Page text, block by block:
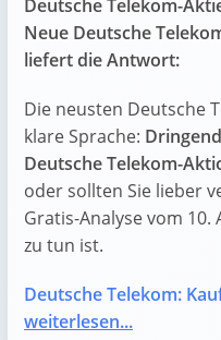
Deutsche Telekom-
Neue Deutsche
liefert die Antwort:
Die neusten Deutsche
klare Sprache:
Deutsche Telekom-
oder sollten Sie lieber
Gratis-Analyse vom
zu tun ist.
Deutsche Telekom:
weiterlesen...